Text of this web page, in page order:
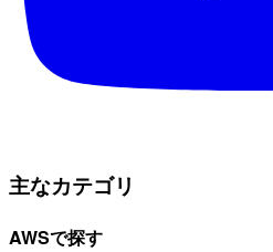
主なカテゴリ
AWSで探す